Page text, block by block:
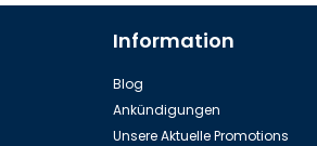
Information
Blog
Ankündigungen
Unsere Aktuelle Promotions